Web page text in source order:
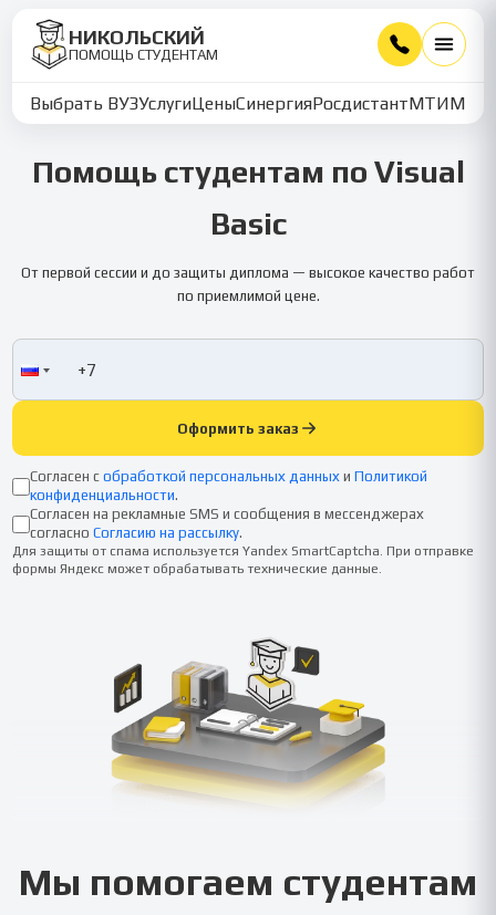
НИКОЛЬСКИЙ
ПОМОЩЬ СТУДЕНТАМ
Выбрать ВУЗУслугиЦеныСинергияРосдистантМТИММУ
Помощь студентам по Visual
Basic
От первой сессии и до защиты диплома — высокое качество работ
по приемлимой цене.
Оформить заказ
Согласен с обработкой персональных данных и Политикой
конфиденциальности.
Согласен на рекламные SMS и сообщения в мессенджерах
согласно Согласию на рассылку.
Для защиты от спама используется Yandex SmartCaptcha. При отправке
формы Яндекс может обрабатывать технические данные.
Мы помогаем студентам